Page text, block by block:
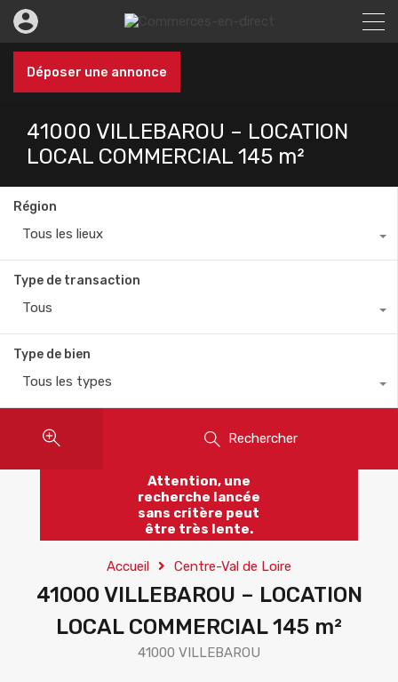
Déposer une annonce
41000 VILLEBAROU – LOCATION
LOCAL COMMERCIAL 145 m²
Région
Tous les lieux
Type de transaction
Tous
Type de bien
Tous les types
Rechercher
Attention, une
recherche lancée
sans critère peut
être très lente.
Accueil Centre-Val de Loire
41000 VILLEBAROU – LOCATION
LOCAL COMMERCIAL 145 m²
41000 VILLEBAROU